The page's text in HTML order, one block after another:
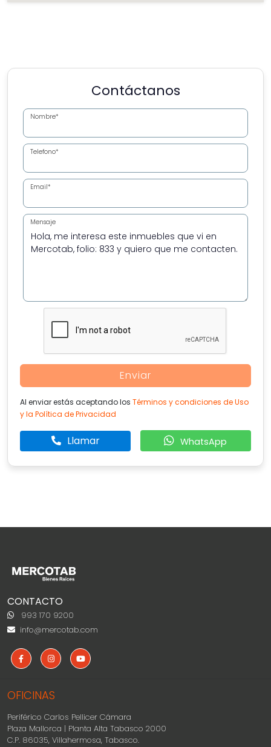
Contáctanos
Nombre*
Telefono*
Email*
Mensaje
Enviar
Al enviar estás aceptando los Términos y condiciones de Uso
y la Política de Privacidad
Llamar WhatsApp
CONTACTO
993 170 9200
info@mercotab.com
OFICINAS
Periférico Carlos Pellicer Cámara
Plaza Mallorca | Planta Alta Tabasco 2000
C.P. 86035, Villahermosa, Tabasco.